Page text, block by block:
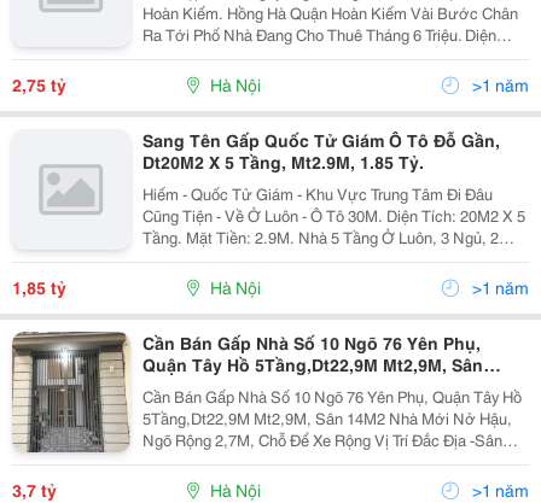
Hoàn Kiếm. Hồng Hà Quận Hoàn Kiếm Vài Bước Chân
Ra Tới Phố Nhà Đang Cho Thuê Tháng 6 Triệu. Diện
Tích 25M2 4 Tầng Mt 2,8 M Giá 2,750(Có Thương
Lượng) Mô Tả: + Thửa Đất Vuông Vức Như Tờ A4,
Thoáng...
2,75 tỷ Hà Nội >1 năm
Sang Tên Gấp Quốc Tử Giám Ô Tô Đỗ Gần,
Dt20M2 X 5 Tầng, Mt2.9M, 1.85 Tỷ.
Hiếm - Quốc Tử Giám - Khu Vực Trung Tâm Đi Đâu
Cũng Tiện - Về Ở Luôn - Ô Tô 30M. Diện Tích: 20M2 X 5
Tầng. Mặt Tiền: 2.9M. Nhà 5 Tầng Ở Luôn, 3 Ngủ, 2
Wc, Khu Vực Trung Tâm, An Sinh Đỉnh, Bệnh Viện,
Trường Học, Chợ, ... Không Thiếu Gì. Khu...
1,85 tỷ Hà Nội >1 năm
Cần Bán Gấp Nhà Số 10 Ngõ 76 Yên Phụ,
Quận Tây Hồ 5Tầng,Dt22,9M Mt2,9M, Sân
14M2 Nhà Mới Nở Hậu,
Cần Bán Gấp Nhà Số 10 Ngõ 76 Yên Phụ, Quận Tây Hồ
5Tầng,Dt22,9M Mt2,9M, Sân 14M2 Nhà Mới Nở Hậu,
Ngõ Rộng 2,7M, Chỗ Để Xe Rộng Vị Trí Đắc Địa -Sân
Trước Nhà 14M2 Để Xe,Vườn Hoa... -Giáp Hồ Tây Cách
50M -Giáp Quận Ba Đình Cách Đường Thanh Niên...
3,7 tỷ Hà Nội >1 năm